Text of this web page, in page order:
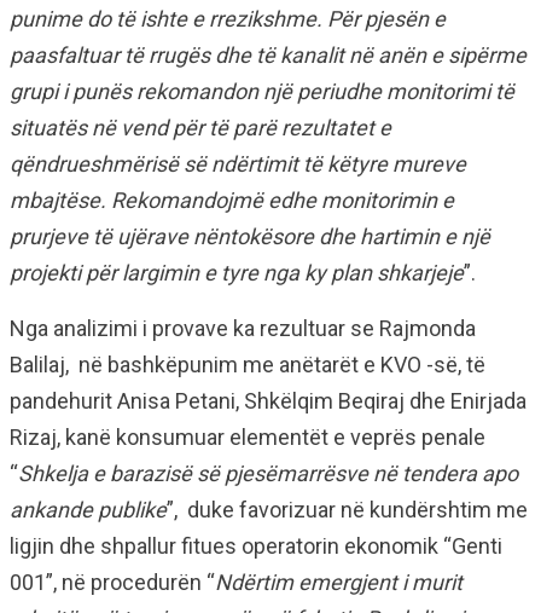
punime do të ishte e rrezikshme. Për pjesën e
paasfaltuar të rrugës dhe të kanalit në anën e sipërme
grupi i punës rekomandon një periudhe monitorimi të
situatës në vend për të parë rezultatet e
qëndrueshmërisë së ndërtimit të këtyre mureve
mbajtëse. Rekomandojmë edhe monitorimin e
prurjeve të ujërave nëntokësore dhe hartimin e një
projekti për largimin e tyre nga ky plan shkarjeje”.
Nga analizimi i provave ka rezultuar se Rajmonda
Balilaj, në bashkëpunim me anëtarët e KVO -së, të
pandehurit Anisa Petani, Shkëlqim Beqiraj dhe Enirjada
Rizaj, kanë konsumuar elementët e veprës penale
“Shkelja e barazisë së pjesëmarrësve në tendera apo
ankande publike”, duke favorizuar në kundërshtim me
ligjin dhe shpallur fitues operatorin ekonomik “Genti
001”, në procedurën “Ndërtim emergjent i murit